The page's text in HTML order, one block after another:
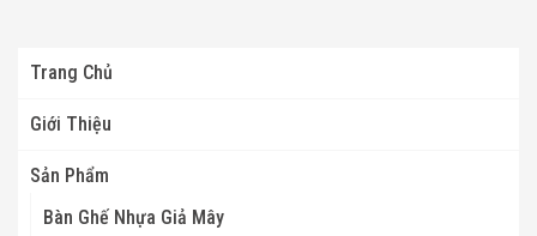
Trang Chủ
Giới Thiệu
Sản Phẩm
Bàn Ghế Nhựa Giả Mây